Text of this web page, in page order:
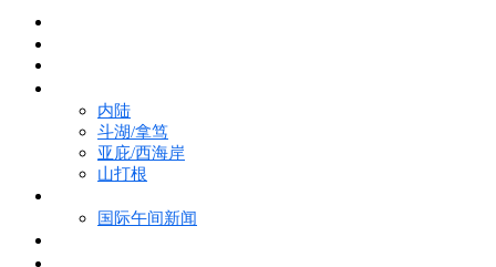
内陆
斗湖/拿笃
亚庇/西海岸
山打根
国际午间新闻